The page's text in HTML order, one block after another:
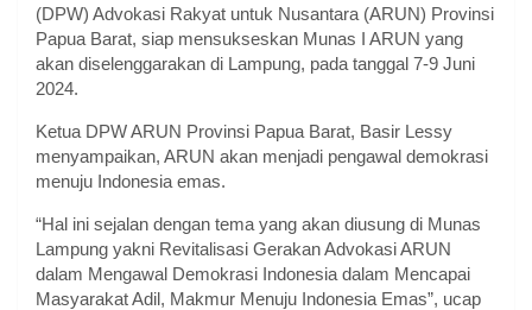
(DPW) Advokasi Rakyat untuk Nusantara (ARUN) Provinsi
Papua Barat, siap mensukseskan Munas I ARUN yang
akan diselenggarakan di Lampung, pada tanggal 7-9 Juni
2024.
Ketua DPW ARUN Provinsi Papua Barat, Basir Lessy
menyampaikan, ARUN akan menjadi pengawal demokrasi
menuju Indonesia emas.
“Hal ini sejalan dengan tema yang akan diusung di Munas
Lampung yakni Revitalisasi Gerakan Advokasi ARUN
dalam Mengawal Demokrasi Indonesia dalam Mencapai
Masyarakat Adil, Makmur Menuju Indonesia Emas”, ucap